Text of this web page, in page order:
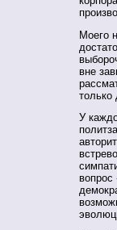
Моего
вне
только
У
вопрос